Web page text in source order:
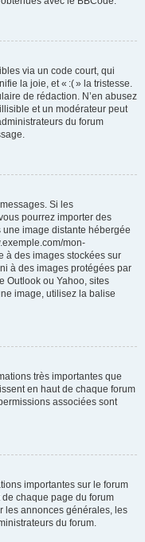
via un code court, qui
la joie, et « :( » la tristesse.
de rédaction. N’en abusez
et un modérateur peut
du forum
Si les
pourrez importer des
image distante hébergée
mon-
à des images stockées sur
à des images protégées par
Outlook ou Yahoo, sites
image, utilisez la balise
très importantes que
en haut de chaque forum
associées sont
importantes sur le forum
chaque page du forum
les annonces générales, les
du forum.